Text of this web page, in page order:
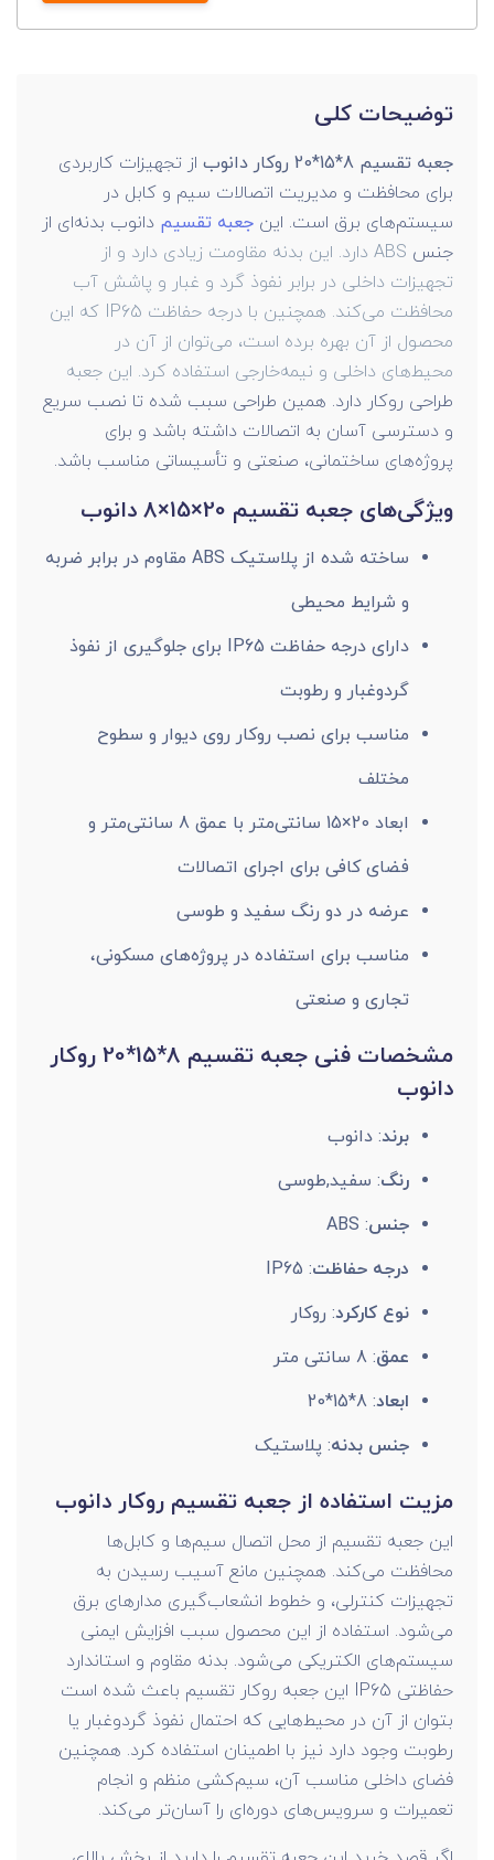
توضیحات کلی
جعبه تقسیم 8*15*20 روکار دانوب
از تجهیزات کاربردی
برای محافظت و مدیریت اتصالات سیم و کابل در
سیستم‌های برق است. اینجعبه تقسیم دانوب بدنه‌ای از
جنس
ABS دارد. این بدنه مقاومت زیادی دارد و از
تجهیزات داخلی در برابر نفوذ گرد و غبار و پاشش آب
محافظت می‌کند. همچنین با درجه حفاظت IP65 که این
محصول از آن بهره برده است، می‌توان از آن در
محیط‌های داخلی و نیمه‌خارجی استفاده کرد. این جعبه
طراحی روکار دارد. همین طراحی سبب شده تا نصب سریع
و دسترسی آسان به اتصالات داشته باشد و برای
پروژه‌های ساختمانی، صنعتی و تأسیساتی مناسب باشد.
ویژگی‌های جعبه تقسیم 20×15×8 دانوب
ساخته شده از پلاستیک ABS مقاوم در برابر ضربه
و شرایط محیطی
دارای درجه حفاظت IP65 برای جلوگیری از نفوذ
گردوغبار و رطوبت
مناسب برای نصب روکار روی دیوار و سطوح
مختلف
ابعاد 20×15 سانتی‌متر با عمق 8 سانتی‌متر و
فضای کافی برای اجرای اتصالات
عرضه در دو رنگ سفید و طوسی
مناسب برای استفاده در پروژه‌های مسکونی،
تجاری و صنعتی
مشخصات فنی جعبه تقسیم 8*15*20 روکار
دانوب
برند: دانوب
رنگ: سفید,طوسی
جنس: ABS
درجه حفاظت: IP65
نوع کارکرد: روکار
عمق: 8 سانتی متر
ابعاد: 8*15*20
جنس بدنه: پلاستیک
مزیت استفاده از جعبه تقسیم روکار دانوب
این جعبه تقسیم از محل اتصال سیم‌ها و کابل‌ها
محافظت می‌کند. همچنین مانع آسیب رسیدن به
تجهیزات کنترلی، و خطوط انشعاب‌گیری مدارهای برق
می‌شود. استفاده از این محصول سبب افزایش ایمنی
سیستم‌های الکتریکی می‌شود. بدنه مقاوم و استاندارد
حفاظتی IP65 این جعبه روکار تقسیم باعث شده است
بتوان از آن در محیط‌هایی که احتمال نفوذ گردوغبار یا
رطوبت وجود دارد نیز با اطمینان استفاده کرد. همچنین
فضای داخلی مناسب آن، سیم‌کشی منظم و انجام
تعمیرات و سرویس‌های دوره‌ای را آسان‌تر می‌کند.